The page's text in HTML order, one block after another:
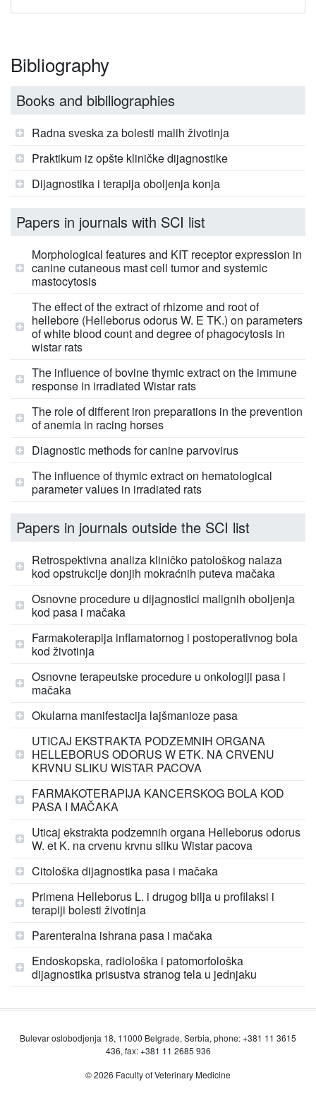
Bibliography
Books and bibiliographies
Radna sveska za bolesti malih životinja
Praktikum iz opšte kliničke dijagnostike
Dijagnostika i terapija oboljenja konja
Papers in journals with SCI list
Morphological features and KIT receptor expression in
canine cutaneous mast cell tumor and systemic
mastocytosis
The effect of the extract of rhizome and root of
hellebore (Helleborus odorus W. E TK.) on parameters
of white blood count and degree of phagocytosis in
wistar rats
The influence of bovine thymic extract on the immune
response in irradiated Wistar rats
The role of different iron preparations in the prevention
of anemia in racing horses
Diagnostic methods for canine parvovirus
The influence of thymic extract on hematological
parameter values in irradiated rats
Papers in journals outside the SCI list
Retrospektivna analiza kliničko patološkog nalaza
kod opstrukcije donjih mokraćnih puteva mačaka
Osnovne procedure u dijagnostici malignih oboljenja
kod pasa i mačaka
Farmakoterapija inflamatornog i postoperativnog bola
kod životinja
Osnovne terapeutske procedure u onkologiji pasa i
mačaka
Okularna manifestacija lajšmanioze pasa
UTICAJ EKSTRAKTA PODZEMNIH ORGANA
HELLEBORUS ODORUS W ETK. NA CRVENU
KRVNU SLIKU WISTAR PACOVA
FARMAKOTERAPIJA KANCERSKOG BOLA KOD
PASA I MAČAKA
Uticaj ekstrakta podzemnih organa Helleborus odorus
W. et K. na crvenu krvnu sliku Wistar pacova
Citološka dijagnostika pasa i mačaka
Primena Helleborus L. i drugog bilja u profilaksi i
terapiji bolesti životinja
Parenteralna ishrana pasa i mačaka
Endoskopska, radiološka i patomorfološka
dijagnostika prisustva stranog tela u jednjaku
Bulevar oslobodjenja 18, 11000 Belgrade, Serbia, phone: +381 11 3615
436, fax: +381 11 2685 936
© 2026 Faculty of Veterinary Medicine